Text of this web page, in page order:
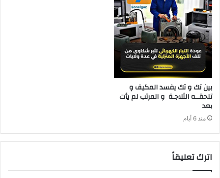
‬بعد‭ ‬
منذ 6 أيام
اترك تعليقاً